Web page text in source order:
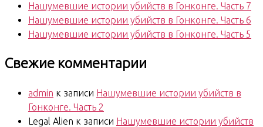
Нашумевшие истории убийств в Гонконге. Часть 7
Нашумевшие истории убийств в Гонконге. Часть 6
Нашумевшие истории убийств в Гонконге. Часть 5
Свежие комментарии
admin к записи Нашумевшие истории убийств в
Гонконге. Часть 2
Legal Alien к записи Нашумевшие истории убийств